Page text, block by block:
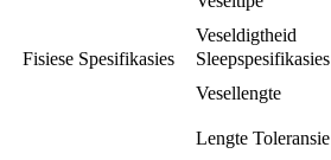
Veseldigtheid
Fisiese Spesifikasies
Sleepspesifikasies
Vesellengte
Lengte Toleransie